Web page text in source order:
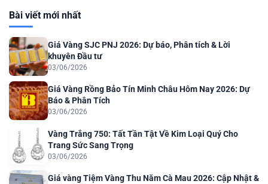
Bài viết mới nhất
Giá Vàng SJC PNJ 2026: Dự báo, Phân tích & Lời
khuyên Đầu tư
03/06/2026
Giá Vàng Rồng Bảo Tín Minh Châu Hôm Nay 2026: Dự
Báo & Phân Tích
03/06/2026
Vàng Trắng 750: Tất Tần Tật Về Kim Loại Quý Cho
Trang Sức Sang Trọng
03/06/2026
Giá vàng Tiệm Vàng Thu Năm Cà Mau 2026: Cập Nhật &